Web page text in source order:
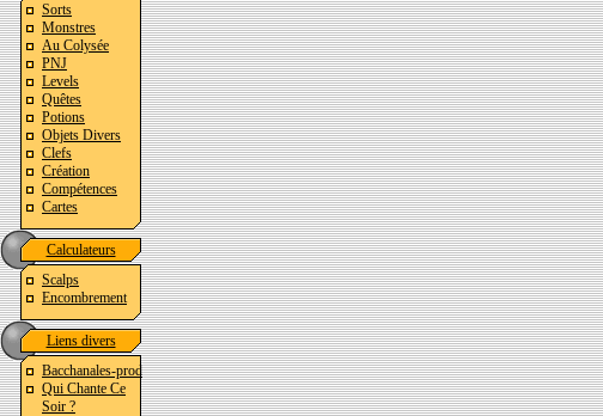
Sorts
Monstres
Au Colysée
PNJ
Levels
Quêtes
Potions
Objets Divers
Clefs
Création
Compétences
Cartes
Calculateurs
Scalps
Encombrement
Liens divers
Bacchanales-prod
Qui Chante Ce
Soir ?